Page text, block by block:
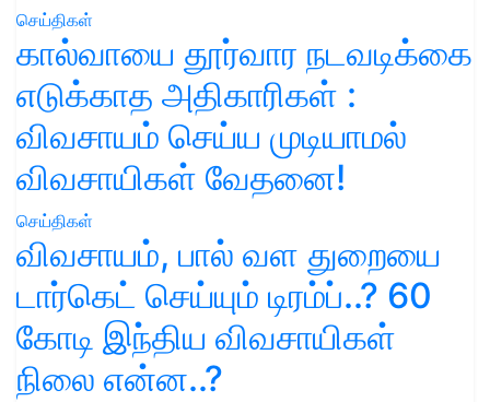
செய்திகள்
கால்வாயை தூர்வார நடவடிக்கை
எடுக்காத அதிகாரிகள் :
விவசாயம் செய்ய முடியாமல்
விவசாயிகள் வேதனை!
செய்திகள்
விவசாயம், பால் வள துறையை
டார்கெட் செய்யும் டிரம்ப்..? 60
கோடி இந்திய விவசாயிகள்
நிலை என்ன..?